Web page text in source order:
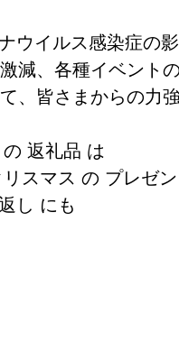
イルス感染症の影
減、各種イベント
、皆さまからの力
返礼品 は
スマス の プレゼ
し にも